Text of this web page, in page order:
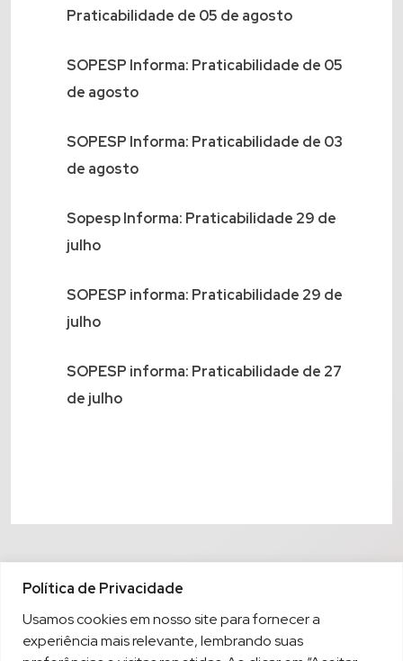
Política de Privacidade
Usamos cookies em nosso site para fornecer a
experiência mais relevante, lembrando suas
Praticabilidade de 05 de agosto
SOPESP Informa: Praticabilidade de 05
de agosto
SOPESP Informa: Praticabilidade de 03
de agosto
Sopesp Informa: Praticabilidade 29 de
julho
SOPESP informa: Praticabilidade 29 de
julho
SOPESP informa: Praticabilidade de 27
de julho